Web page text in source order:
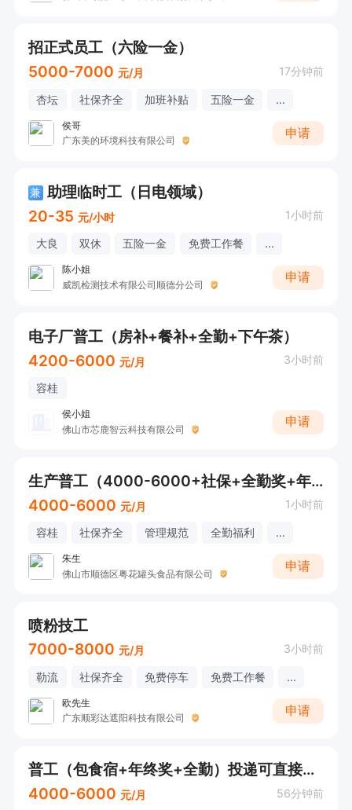
招正式员工（六险一金）
5000-7000 元/月 17分钟前
杏坛 社保齐全 加班补贴 五险一金 ...
侯哥
广东美的环境科技有限公司
申请
兼 助理临时工（日电领域）
20-35 元/小时 1小时前
大良 双休 五险一金 免费工作餐 ...
陈小姐
威凯检测技术有限公司顺德分公司
申请
电子厂普工（房补+餐补+全勤+下午茶）
4200-6000 元/月 3小时前
容桂
侯小姐
佛山市芯鹿智云科技有限公司
申请
生产普工（4000-6000+社保+全勤奖+年终奖）
4000-6000 元/月 1小时前
容桂 社保齐全 管理规范 全勤福利 ...
朱生
佛山市顺德区粤花罐头食品有限公司
申请
喷粉技工
7000-8000 元/月 3小时前
勒流 社保齐全 免费停车 免费工作餐 ...
欧先生
广东顺彩达遮阳科技有限公司
申请
普工（包食宿+年终奖+全勤）投递可直接联系
4000-6000 元/月 56分钟前